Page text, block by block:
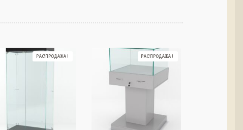
РАСПРОДАЖА! РАСПРОДАЖА!